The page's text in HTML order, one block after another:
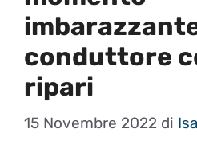
conduttore
ripari
15 Novembre 2022 di